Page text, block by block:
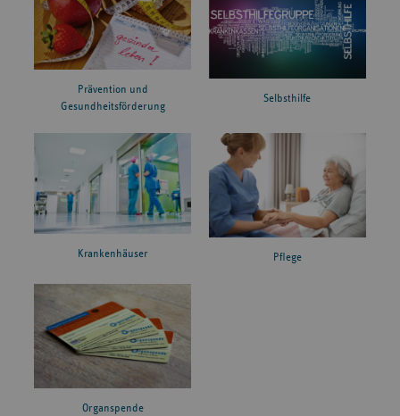
Prävention und
Gesundheitsförderung
Selbsthilfe
Krankenhäuser Pflege
Organspende